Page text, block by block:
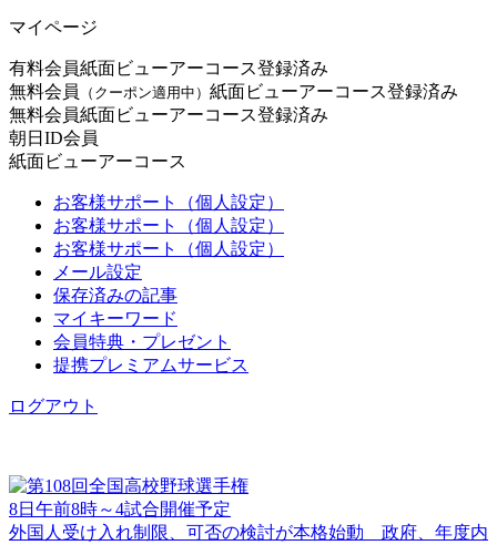
マイページ
有料会員紙面ビューアーコース登録済み
無料会員
（クーポン適用中） 紙面ビューアーコース登録済み
無料会員紙面ビューアーコース登録済み
朝日ID会員
紙面ビューアーコース
お客様サポート（個人設定）
お客様サポート（個人設定）
お客様サポート（個人設定）
メール設定
保存済みの記事
マイキーワード
会員特典・プレゼント
提携プレミアムサービス
ログアウト
8日午前8時～4試合開催予定
外国人受け入れ制限、可否の検討が本格始動 政府、年度内